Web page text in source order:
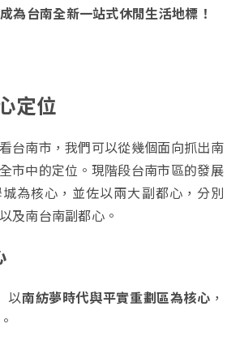
為台南全新一站式休閒生活地標！
定位
台南市，我們可以從幾個面向抓出南
市中的定位。現階段台南市區的發展
為核心，並佐以兩大副都心，分別
及南台南副都心。
以南紡夢時代與平實重劃區為核心 ，